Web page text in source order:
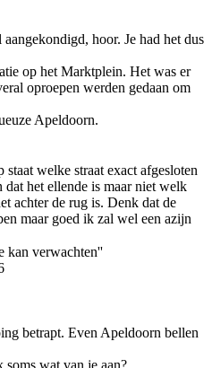
hoor. Je had het dus
op het Marktplein. Het was er
oproepen werden gedaan om
Apeldoorn.
welke straat exact afgesloten
het ellende is maar niet welk
achter de rug is. Denk dat de
maar goed ik zal wel een azijn
kan verwachten''
betrapt. Even Apeldoorn bellen
wat van je aan?